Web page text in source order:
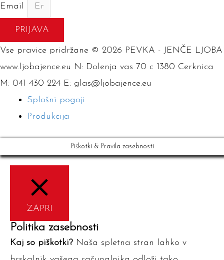
Email
PRIJAVA
Vse pravice pridržane © 2026 PEVKA - JENČE LJOBA
www.ljobajence.eu N: Dolenja vas 70 c 1380 Cerknica
M: 041 430 224 E: glas@ljobajence.eu
Splošni pogoji
Produkcija
Piškotki & Pravila zasebnosti
ZAPRI
Politika zasebnosti
Kaj so piškotki? Naša spletna stran lahko v